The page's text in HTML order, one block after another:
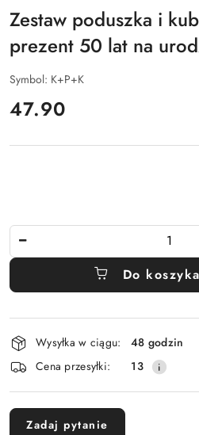
Zestaw poduszka i
prezent 50 lat na
Symbol: K+P+K
cena:
47.90
Do koszyka
Dostępność
i
dostawa
Wysyłka w ciągu:
48 godzin
Cena przesyłki:
13
Zadaj pytanie